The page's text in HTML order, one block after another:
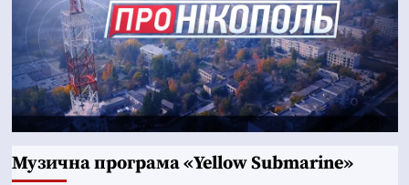
Музична програма «Yellow Submarine»